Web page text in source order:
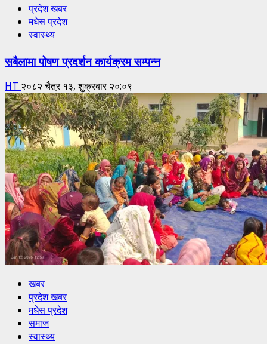
प्रदेश खबर
मधेस प्रदेश
स्वास्थ्य
सबैलामा पोषण प्रदर्शन कार्यक्रम सम्पन्न
HT २०८२ चैत्र १३, शुक्रबार २०:०९
खबर
प्रदेश खबर
मधेस प्रदेश
समाज
स्वास्थ्य